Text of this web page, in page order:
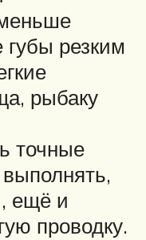
резким
рыбаку
точные
ещё и
проводку.